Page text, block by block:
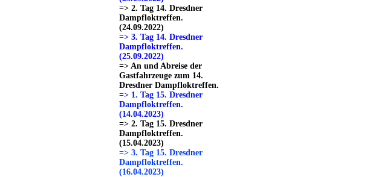
=> 2. Tag 14. Dresdner
Dampfloktreffen.
(24.09.2022)
=> 3. Tag 14. Dresdner
Dampfloktreffen.
(25.09.2022)
=> An und Abreise der
Gastfahrzeuge zum 14.
Dresdner Dampfloktreffen.
=> 1. Tag 15. Dresdner
Dampfloktreffen.
(14.04.2023)
=> 2. Tag 15. Dresdner
Dampfloktreffen.
(15.04.2023)
=> 3. Tag 15. Dresdner
Dampfloktreffen.
(16.04.2023)